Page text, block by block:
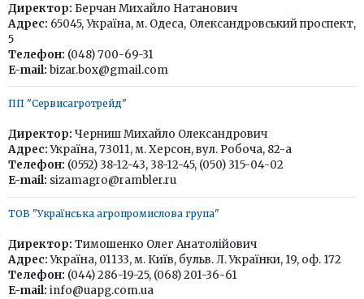
Директор: Берчан Михайло Натанович
Адрес: 65045, Україна, м. Одеса, Олександровський проспект,
5
Телефон: (048) 700-69-31
E-mail: bizar.box@gmail.com
ПП "Сервисагротрейд"
Директор: Черниш Михайло Олександрович
Адрес:Україна, 73011, м. Херсон, вул. Робоча, 82-а
Телефон: (0552) 38-12-43, 38-12-45, (050) 315-04-02
E-mail: sizamagro@rambler.ru
ТОВ "Українська агропромислова група"
Директор: Тимошенко Олег Анатолійович
Адрес:Україна, 01133, м. Київ, бульв. Л. Українки, 19, оф. 172
Телефон: (044) 286-19-25, (068) 201-36-61
E-mail: info@uapg.com.ua